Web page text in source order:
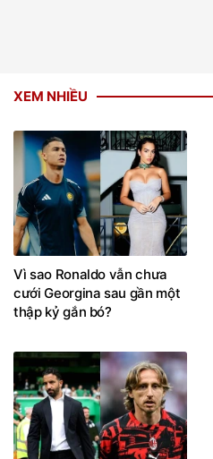
Vì sao Ronaldo vẫn chưa
cưới Georgina sau gần một
thập kỷ gắn bó?